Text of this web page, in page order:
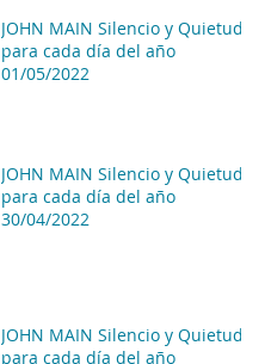
JOHN MAIN Silencio y Quietud
para cada día del año
01/05/2022
JOHN MAIN Silencio y Quietud
para cada día del año
30/04/2022
JOHN MAIN Silencio y Quietud
para cada día del año